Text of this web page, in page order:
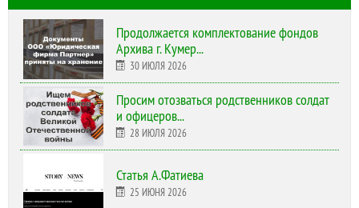
Продолжается комплектование фондов
Архива г. Кумер...
30 ИЮЛЯ 2026
Просим отозваться родственников солдат
и офицеров...
28 ИЮЛЯ 2026
Статья А.Фатиева
25 ИЮНЯ 2026